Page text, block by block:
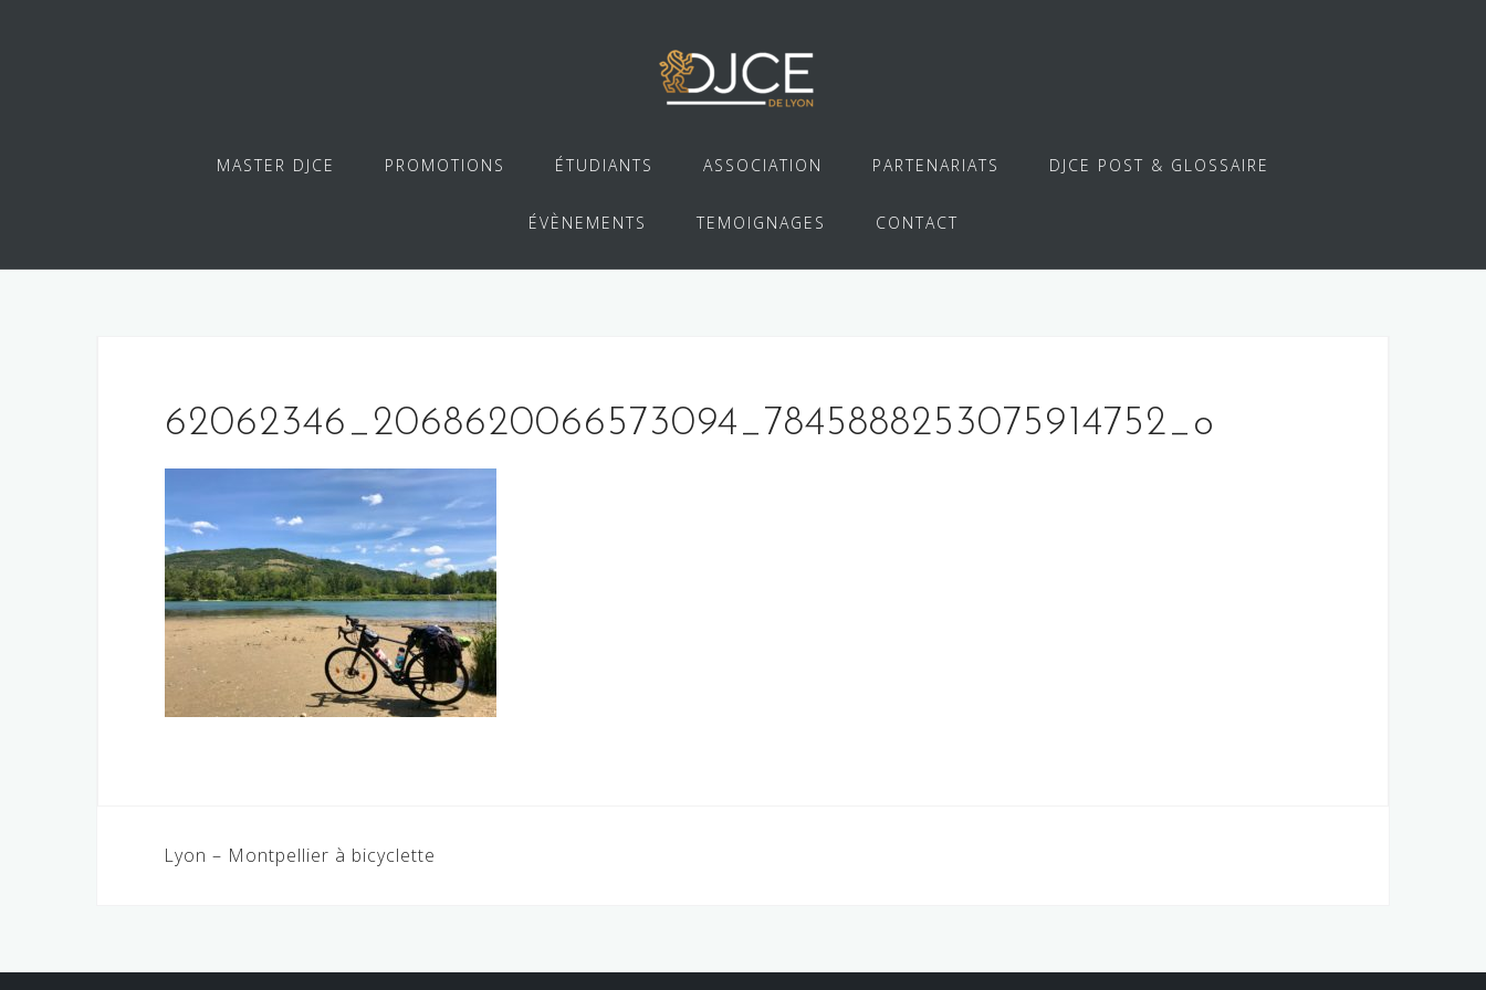
MASTER DJCE PROMOTIONS ÉTUDIANTS ASSOCIATION PARTENARIATS DJCE POST & GLOSSAIRE
ÉVÈNEMENTS TEMOIGNAGES CONTACT
62062346_2068620066573094_7845888253075914752_o
Navigation
Lyon – Montpellier à bicyclette